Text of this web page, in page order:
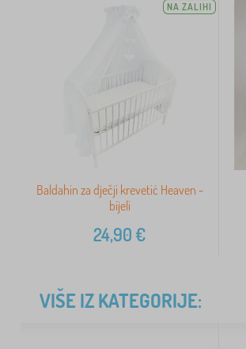
NA ZALIHI
Baldahin za dječji krevetić Heaven -
bijeli
24,90€
VIŠE IZ KATEGORIJE: